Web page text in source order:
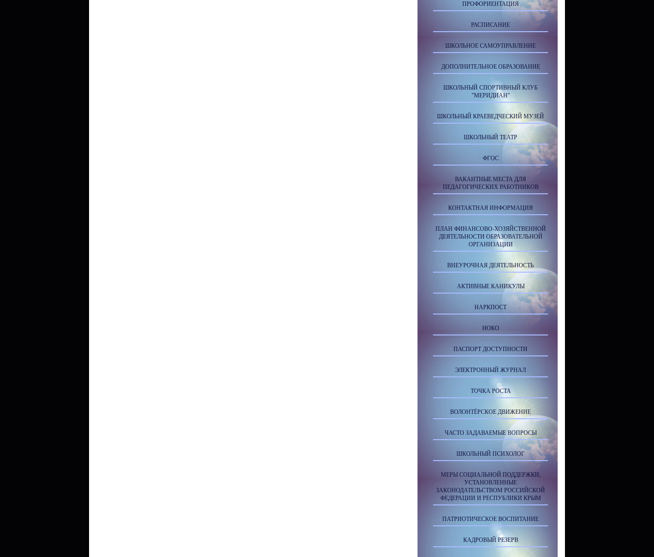
ПРОФОРИЕНТАЦИЯ
РАСПИСАНИЕ
ШКОЛЬНОЕ САМОУПРАВЛЕНИЕ
ДОПОЛНИТЕЛЬНОЕ ОБРАЗОВАНИЕ
ШКОЛЬНЫЙ СПОРТИВНЫЙ КЛУБ
"МЕРИДИАН"
ШКОЛЬНЫЙ КРАЕВЕДЧЕСКИЙ МУЗЕЙ
ШКОЛЬНЫЙ ТЕАТР
ФГОС
ВАКАНТНЫЕ МЕСТА ДЛЯ
ПЕДАГОГИЧЕСКИХ РАБОТНИКОВ
КОНТАКТНАЯ ИНФОРМАЦИЯ
ПЛАН ФИНАНСОВО-ХОЗЯЙСТВЕННОЙ
ДЕЯТЕЛЬНОСТИ ОБРАЗОВАТЕЛЬНОЙ
ОРГАНИЗАЦИИ
ВНЕУРОЧНАЯ ДЕЯТЕЛЬНОСТЬ
АКТИВНЫЕ КАНИКУЛЫ
НАРКПОСТ
НОКО
ПАСПОРТ ДОСТУПНОСТИ
ЭЛЕКТРОННЫЙ ЖУРНАЛ
ТОЧКА РОСТА
ВОЛОНТЁРСКОЕ ДВИЖЕНИЕ
ЧАСТО ЗАДАВАЕМЫЕ ВОПРОСЫ
ШКОЛЬНЫЙ ПСИХОЛОГ
МЕРЫ СОЦИАЛЬНОЙ ПОДДЕРЖКИ,
УСТАНОВЛЕННЫЕ
ЗАКОНОДАТЕЛЬСТВОМ РОССИЙСКОЙ
ФЕДЕРАЦИИ И РЕСПУБЛИКИ КРЫМ
ПАТРИОТИЧЕСКОЕ ВОСПИТАНИЕ
КАДРОВЫЙ РЕЗЕРВ